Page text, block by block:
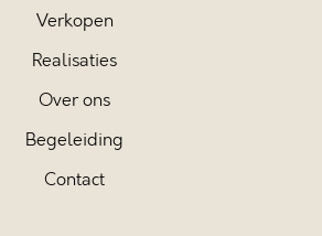
Verkopen
Realisaties
Over ons
Begeleiding
Contact